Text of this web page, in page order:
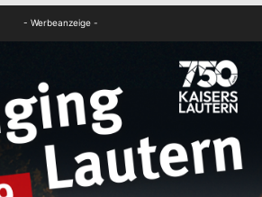
- Werbeanzeige -